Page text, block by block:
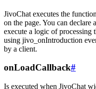
JivoChat executes the
on the page. You can declare
execute a logic of processing
using jivo_onIntroduction
by a client.
onLoadCallback#
Is executed when JivoChat